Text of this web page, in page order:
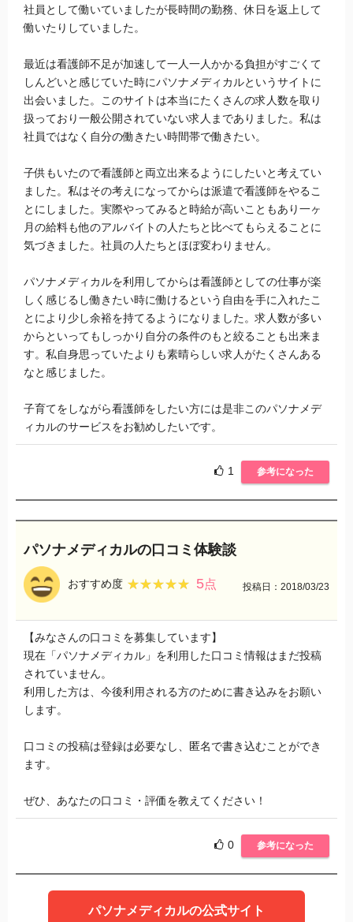
社員として働いていましたが長時間の勤務、休日を返上して
働いたりしていました。
最近は看護師不足が加速して一人一人かかる負担がすごくて
しんどいと感じていた時にパソナメディカルというサイトに
出会いました。このサイトは本当にたくさんの求人数を取り
扱っており一般公開されていない求人までありました。私は
社員ではなく自分の働きたい時間帯で働きたい。
子供もいたので看護師と両立出来るようにしたいと考えてい
ました。私はその考えになってからは派遣で看護師をやるこ
とにしました。実際やってみると時給が高いこともあり一ヶ
月の給料も他のアルバイトの人たちと比べてもらえることに
気づきました。社員の人たちとほぼ変わりません。
パソナメディカルを利用してからは看護師としての仕事が楽
しく感じるし働きたい時に働けるという自由を手に入れたこ
とにより少し余裕を持てるようになりました。求人数が多い
からといってもしっかり自分の条件のもと絞ることも出来ま
す。私自身思っていたよりも素晴らしい求人がたくさんある
なと感じました。
子育てをしながら看護師をしたい方には是非このパソナメデ
ィカルのサービスをお勧めしたいです。
1 参考になった
パソナメディカルの口コミ体験談
おすすめ度 ★★★★★
★★★★★ 5点 投稿日：2018/03/23
【みなさんの口コミを募集しています】
現在「パソナメディカル」を利用した口コミ情報はまだ投稿
されていません。
利用した方は、今後利用される方のために書き込みをお願い
します。
口コミの投稿は登録は必要なし、匿名で書き込むことができ
ます。
ぜひ、あなたの口コミ・評価を教えてください！
0 参考になった
パソナメディカルの公式サイト